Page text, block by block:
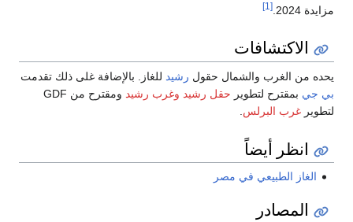
مزايدة 2024.
[1]
الاكتشافات
يحده من الغرب والشمال حقول رشيد للغاز. بالإضافة غلى ذلك تقدمت
بي جي بمقترح لتطوير حقل رشيد وغرب رشيد
ومقترح من GDF
لتطوير غرب البرلس
انظر أيضاً
الغاز الطبيعي في مصر
المصادر